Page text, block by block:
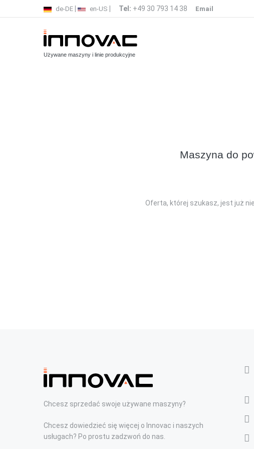
de-DE en-US Tel: +49 30 793 14 38 Email
Używane maszyny i linie produkcyjne
Maszyna do
Oferta, której szukasz, jest już
Chcesz sprzedać swoje używane maszyny?
Chcesz dowiedzieć się więcej o Innovac i naszych
usługach? Po prostu zadzwoń do nas.